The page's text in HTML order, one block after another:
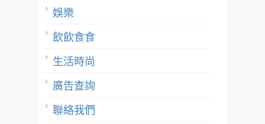
娛樂
飲飲食食
生活時尚
廣告查詢
聯絡我們